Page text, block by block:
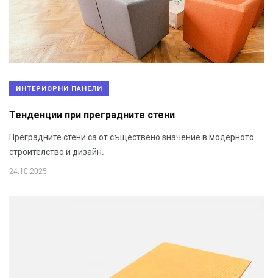
ИНТЕРИОРНИ ПАНЕЛИ
Тенденции при преградните стени
Преградните стени са от съществено значение в модерното
строителство и дизайн.
24.10.2025